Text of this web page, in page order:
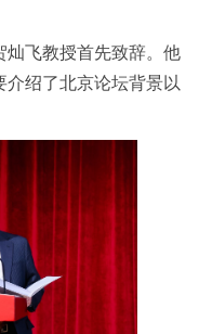
灿飞教授首先致辞。他
绍了北京论坛背景以